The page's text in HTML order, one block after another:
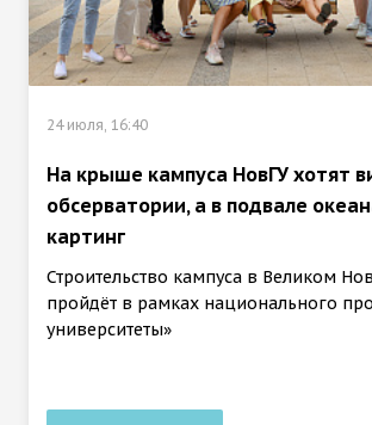
24 июля, 16:40
На крыше кампуса НовГУ хотят
обсерватории, а в подвале
картинг
Строительство кампуса в Великом
пройдёт в рамках национального
университеты»